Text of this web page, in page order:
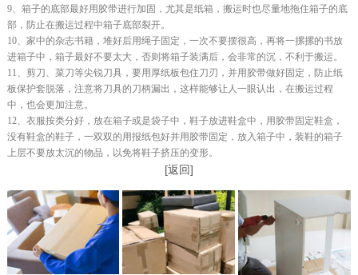
9、箱子的底部最好用胶带进行加固，尤其是纸箱，搬运时也尽量地拖住箱子的底
部，防止在搬运过程中箱子底部裂开。
10、家中的杂志书籍，堆好后用绳子固定，一次不要摆很高，再将一摞摞的书放
进箱子中，箱子最好不要太大，否则将箱子装满后，会非常的沉，不利于搬运。
11、剪刀、菜刀等尖锐刀具，要用厚纸板包住刀刃，并用胶带做好固定，防止纸
板保护套脱落，注意将刀具的刀柄漏出，这样能够让人一眼认出，在搬运过程
中，也会更加注意。
12、衣服按类分好，放在箱子或是袋子中，鞋子放进鞋盒中，用胶带固定鞋盒，
没有鞋盒的鞋子，一双双的用报纸包好并用胶带固定，放入箱子中，装鞋的箱子
上层不要放太沉的物品，以免将鞋子挤压的变形。
[返回]